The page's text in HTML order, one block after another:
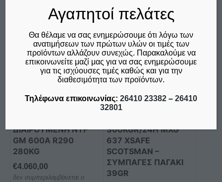
ΔΙΑΙΡΟΎΜΕΝΗ NTF
GM 600A R290
280KG
€4.060,00
δεν συμπεριλαμβάνεται ο
ΠΑΓΟΜΗΧΑΝΗ
300KGR/24H MXG
637 XSAFE
SCOTSMAN –
ΣΥΜΠΑΓΈΣ ΠΑΓΆΚΙ
39GR
Αγαπητοί πελάτες
Θα θέλαμε να σας ενημερώσουμε ότι λόγω των
ανατιμήσεων των πρώτων υλών οι τιμές των
προϊόντων αλλάζουν συνεχώς. Παρακαλούμε να
επικοινωνείτε μαζί μας για να σας ενημερώσουμε
για τις ισχύουσες τιμές καθώς και για την
διαθεσιμότητα των προϊόντων.
Τηλέφωνα επικοινωνίας: 26410 23382 – 26410
32801